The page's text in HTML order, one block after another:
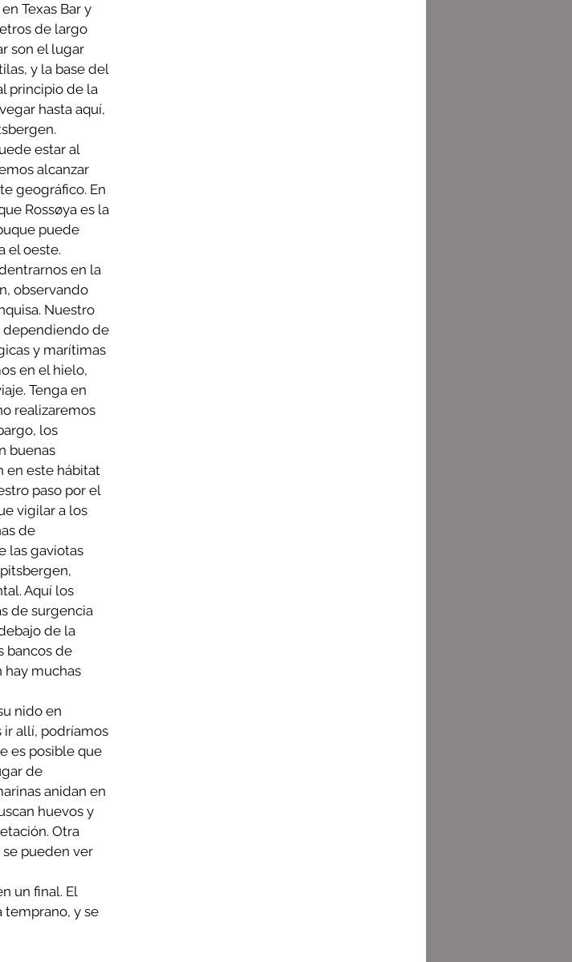
Texas Bar y
de largo
son el lugar
y la base del
principio de la
hasta aquí,
estar al
alcanzar
geográfico. En
Rossøya es la
puede
el oeste.
en la
observando
Nuestro
dependiendo de
y marítimas
en el hielo,
Tenga en
realizaremos
los
buenas
en este hábitat
paso por el
vigilar a los
de
las gaviotas
Aquí los
de surgencia
de la
bancos de
hay muchas
nido en
ir allí, podríamos
es posible que
de
anidan en
huevos y
Otra
pueden ver
un final. El
temprano, y se